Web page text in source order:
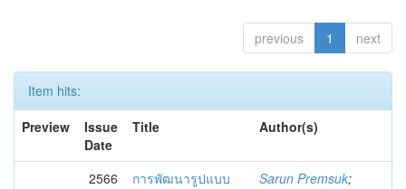
previous 1 next
Item hits:
Preview
Issue
Date
Title Author(s)
2566
การพัฒนารูปแบบ
Sarun Premsuk;